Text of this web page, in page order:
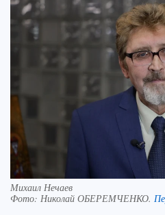
Михаил Нечаев
Фото: Николай ОБЕРЕМЧЕНКО.